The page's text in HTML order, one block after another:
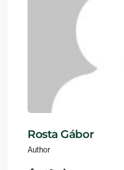
Rosta Gábor
Author